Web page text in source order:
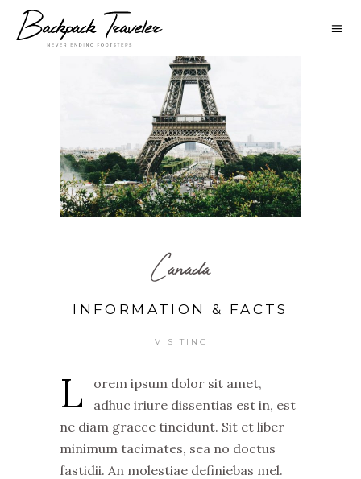
Canada
INFORMATION & FACTS
VISITING
L
orem ipsum dolor sit amet,
adhuc iriure dissentias est in, est
ne diam graece tincidunt. Sit et liber
minimum tacimates, sea no doctus
fastidii. An molestiae definiebas mel.